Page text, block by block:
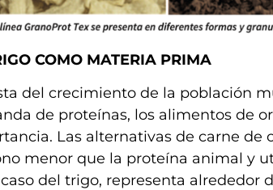
COMO MATERIA PRIMA
del crecimiento de la población
de proteínas, los alimentos de
Las alternativas de carne
menor que la proteína animal y
del trigo, representa alrededor